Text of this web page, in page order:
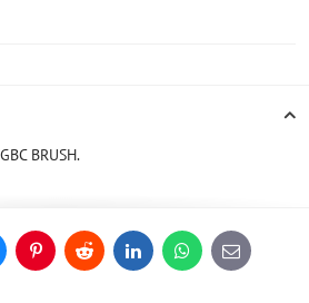
BRUSH.
PinterestReddit LinkedInWhatsApp
E-
mail